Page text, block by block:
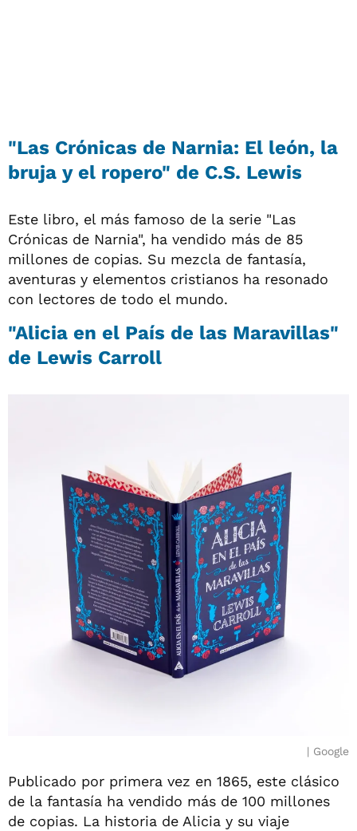
"Las Crónicas de Narnia: El león, la
bruja y el ropero" de C.S. Lewis
Este libro, el más famoso de la serie "Las
Crónicas de Narnia", ha vendido más de 85
millones de copias. Su mezcla de fantasía,
aventuras y elementos cristianos ha resonado
con lectores de todo el mundo.
"Alicia en el País de las Maravillas"
de Lewis Carroll
Google
Publicado por primera vez en 1865, este clásico
de la fantasía ha vendido más de 100 millones
de copias. La historia de Alicia y su viaje